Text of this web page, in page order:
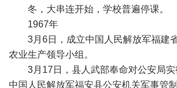
冬，大串连开始，学校普遍停课。
1967年
3月6日，成立中国人民解放军福建
农业生产领导小组。
3月17日，县人武部奉命对公安局实
中国人民解放军福安县公安机关军事管